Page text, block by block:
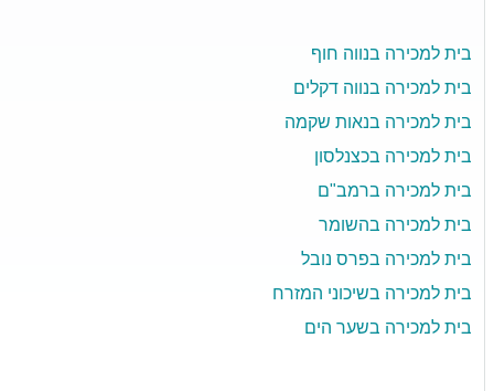
בית למכירה בנווה חוף
בית למכירה בנווה דקלים
בית למכירה בנאות שקמה
בית למכירה בכצנלסון
בית למכירה ברמב"ם
בית למכירה בהשומר
בית למכירה בפרס נובל
בית למכירה בשיכוני המזרח
בית למכירה בשער הים